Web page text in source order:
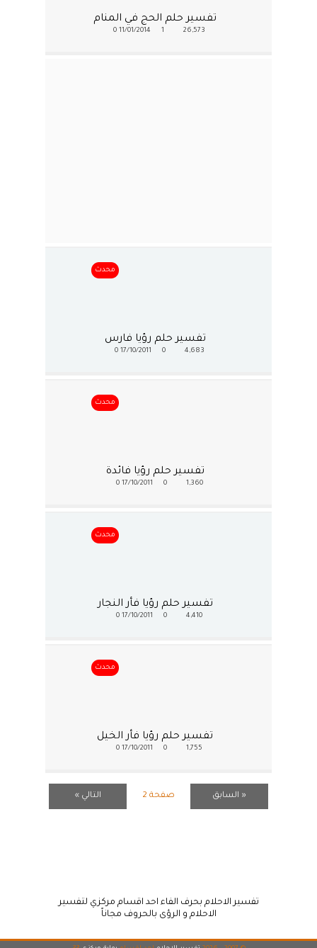
تفسير حلم الحج في المنام
26,573
11/01/2014
0
محدث
تفسير حلم رؤيا فارس
4,683
0
17/10/2011
0
محدث
تفسير حلم رؤيا فائدة
1,360
0
17/10/2011
0
محدث
تفسير حلم رؤيا فأر النجار
4,410
17/10/2011
0
محدث
تفسير حلم رؤيا فأر الخيل
1,755
17/10/2011
0
« السابق صفحة 2 التالي »
تفسير الاحلام بحرف الفاء احد اقسام مركزي لتفسير
الاحلام و الرؤى بالحروف مجاناً